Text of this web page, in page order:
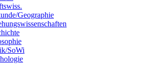
Geographie
SoWi